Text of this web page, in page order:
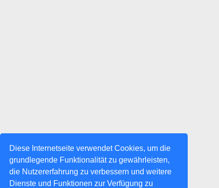
Diese Internetseite verwendet Cookies, um die
grundlegende Funktionalität zu gewährleisten,
die Nutzererfahrung zu verbessern und weitere
Dienste und Funktionen zur Verfügung zu